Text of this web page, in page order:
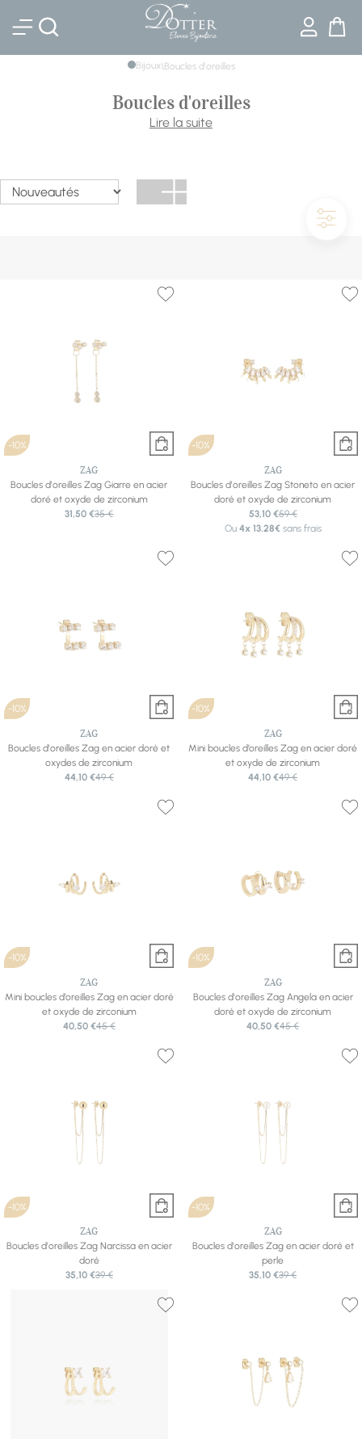
Bijouterie DOTTER
Bijoux\Boucles d'oreilles
Boucles d'oreilles
Clous discrets, créoles affirmées ou pendantes de soirée :
et les créations de la collection Bijouterie Dotter, de l'acier
Lire la suite
-10%
ZAG
Boucles d'oreilles Zag Giarre en acier
doré et oxyde de zirconium
31,50 €35 €
-10%
ZAG
Boucles d'oreilles Zag Stoneto en acier
doré et oxyde de zirconium
53,10 €59 €
Ou 4x 13.28€sans frais
-10%
ZAG
Boucles d'oreilles Zag en acier doré et
oxydes de zirconium
44,10 €49 €
-10%
ZAG
Mini boucles d’oreilles Zag en acier doré
et oxyde de zirconium
44,10 €49 €
-10%
ZAG
Mini boucles d’oreilles Zag en acier doré
et oxyde de zirconium
40,50 €45 €
-10%
ZAG
Boucles d'oreilles Zag Angela en acier
doré et oxyde de zirconium
40,50 €45 €
-10%
ZAG
Boucles d'oreilles Zag Narcissa en acier
doré
35,10 €39 €
-10%
ZAG
Boucles d'oreilles Zag en acier doré et
perle
35,10 €39 €